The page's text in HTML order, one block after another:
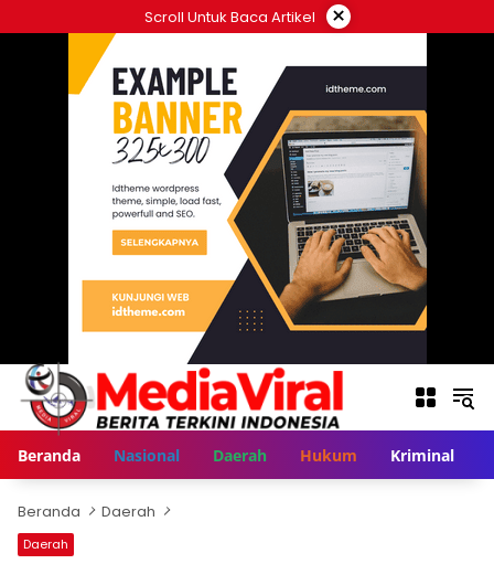
ke
Scroll Untuk Baca Artikel ×
Beranda Nasional Daerah Hukum Kriminal
Beranda Daerah
Daerah